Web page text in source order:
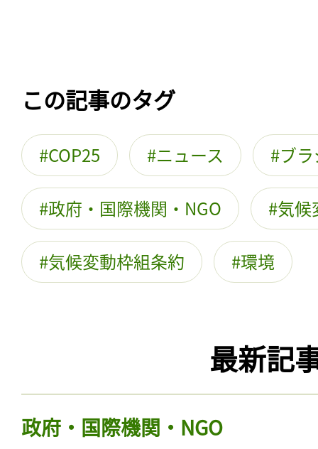
この記事のタグ
COP25 ニュース ブ
政府・国際機関・NGO 気候
気候変動枠組条約 環境
最新記
政府・国際機関・NGO